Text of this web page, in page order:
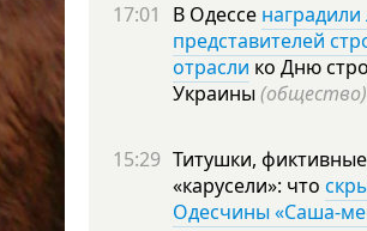
17:01 В Одессе
представителей
отрасли ко Дню
Украины (общество)
15:29 Титушки,
«карусели»: что
Одесчины «Саша-